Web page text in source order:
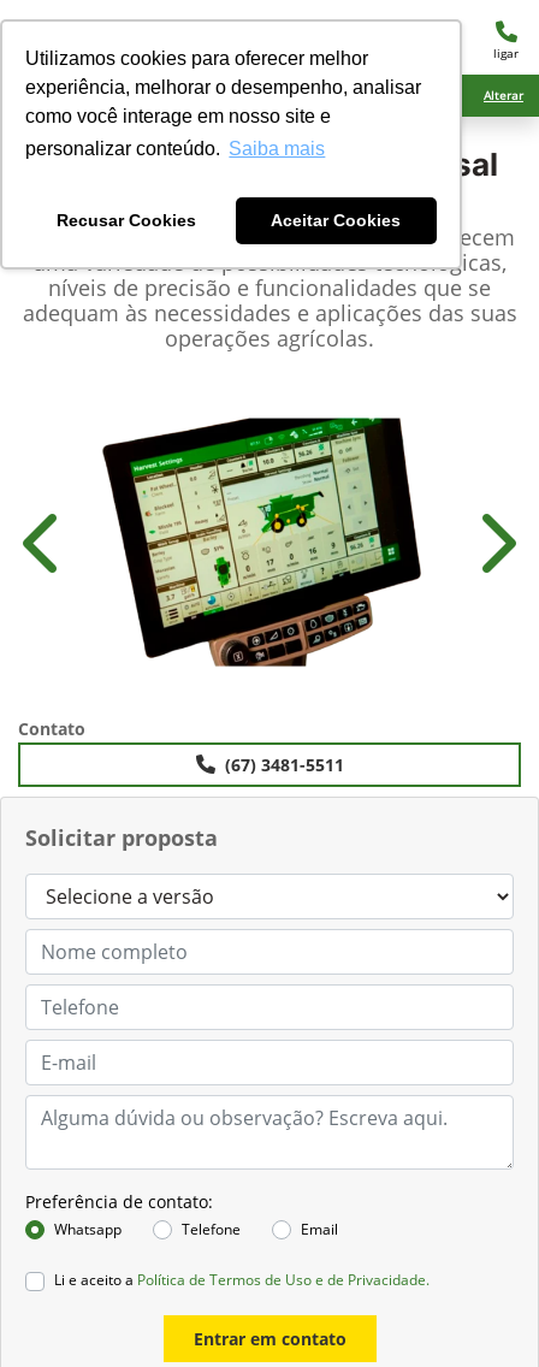
Utilizamos cookies para oferecer melhor
experiência, melhorar o desempenho, analisar
como você interage em nosso site e
personalizar conteúdo. Saiba mais
Recusar Cookies Aceitar Cookies
menu ligar
Ciarama Máquinas Amambai Alterar
John DeereMonitor Universal
G5™
Os monitores e receptores John Deere oferecem
uma variedade de possibilidades tecnológicas,
níveis de precisão e funcionalidades que se
adequam às necessidades e aplicações das suas
operações agrícolas.
Solicitar proposta
Preferência de contato:
Whatsapp Telefone Email
Li e aceito a Política de Termos de Uso e de Privacidade.
Entrar em contato
Anterior
Contato
(67) 3481-5511